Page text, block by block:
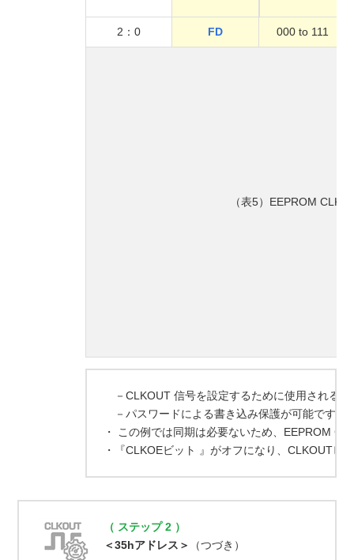
2：0 FD 000 to 111
（表5）EEPROM
－CLKOUT 信号を設定するために使用されるレ
－パスワードによる書き込み保護が可能です。
・ この例では同期は必要ないため、EEPROM
・『CLKOEビット 』がオフになり、CLKOUT
（ ステップ 2 ）
＜35hアドレス＞
（つづき）